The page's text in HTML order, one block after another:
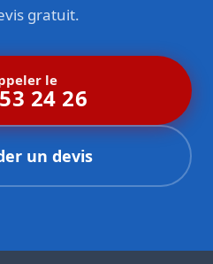
gratuit.
le
24 26
un devis